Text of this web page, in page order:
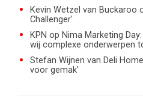
Kevin Wetzel van Buckaroo
Challenger'
KPN op Nima Marketing
wij complexe onderwerpen
Stefan Wijnen van Deli
voor gemak'